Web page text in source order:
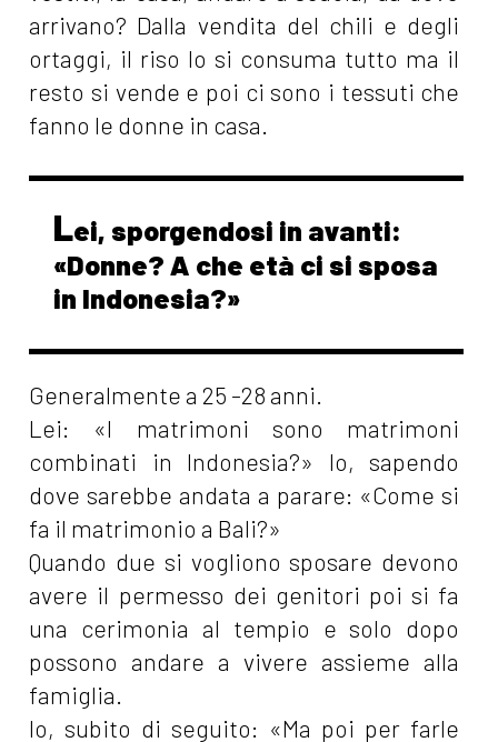
arrivano? Dalla vendita del chili e degli
ortaggi, il riso lo si consuma tutto ma il
resto si vende e poi ci sono i tessuti che
fanno le donne in casa.
Lei, sporgendosi in avanti:
«Donne? A che età ci si sposa
in Indonesia?»
Generalmente a 25 -28 anni.
Lei: «I matrimoni sono matrimoni
combinati in Indonesia?» Io, sapendo
dove sarebbe andata a parare: «Come si
fa il matrimonio a Bali?»
Quando due si vogliono sposare devono
avere il permesso dei genitori poi si fa
una cerimonia al tempio e solo dopo
possono andare a vivere assieme alla
famiglia.
Io, subito di seguito: «Ma poi per farle